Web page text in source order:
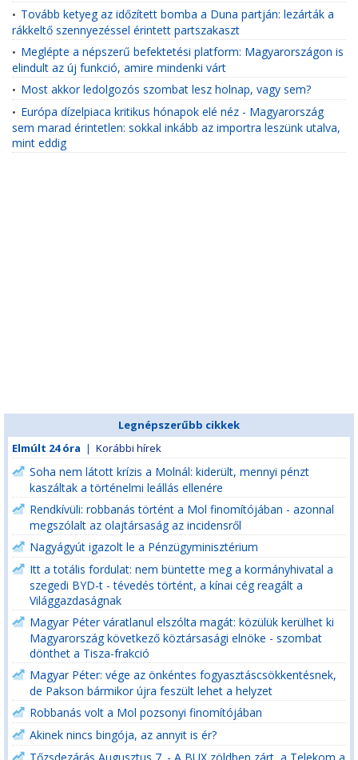
• Tovább ketyeg az időzített bomba a Duna partján: lezárták a
rákkeltő szennyezéssel érintett partszakaszt
• Meglépte a népszerű befektetési platform: Magyarországon is
elindult az új funkció, amire mindenki várt
• Most akkor ledolgozós szombat lesz holnap, vagy sem?
• Európa dízelpiaca kritikus hónapok elé néz - Magyarország
sem marad érintetlen: sokkal inkább az importra leszünk utalva,
mint eddig
Legnépszerűbb cikkek
Elmúlt 24 óra | Korábbi hírek
Soha nem látott krízis a Molnál: kiderült, mennyi pénzt
kaszáltak a történelmi leállás ellenére
Rendkívüli: robbanás történt a Mol finomítójában - azonnal
megszólalt az olajtársaság az incidensről
Nagyágyút igazolt le a Pénzügyminisztérium
Itt a totális fordulat: nem büntette meg a kormányhivatal a
szegedi BYD-t - tévedés történt, a kínai cég reagált a
Világgazdaságnak
Magyar Péter váratlanul elszólta magát: közülük kerülhet ki
Magyarország következő köztársasági elnöke - szombat
dönthet a Tisza-frakció
Magyar Péter: vége az önkéntes fogyasztáscsökkentésnek,
de Pakson bármikor újra feszült lehet a helyzet
Robbanás volt a Mol pozsonyi finomítójában
Akinek nincs bingója, az annyit is ér?